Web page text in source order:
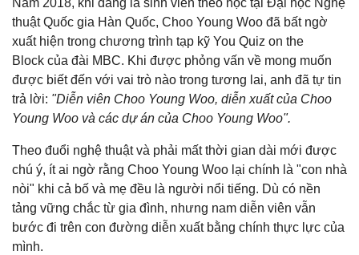
Năm 2018, khi đang là sinh viên theo học tại Đại học Nghệ
thuật Quốc gia Hàn Quốc, Choo Young Woo đã bất ngờ
xuất hiện trong chương trình tạp kỹ You Quiz on the
Block của đài MBC. Khi được phỏng vấn về mong muốn
được biết đến với vai trò nào trong tương lai, anh đã tự tin
trả lời: "Diễn viên Choo Young Woo, diễn xuất của Choo
Young Woo và các dự án của Choo Young Woo".
Theo đuổi nghệ thuật và phải mất thời gian dài mới được
chú ý, ít ai ngờ rằng Choo Young Woo lại chính là "con nhà
nòi" khi cả bố và mẹ đều là người nổi tiếng. Dù có nền
tảng vững chắc từ gia đình, nhưng nam diễn viên vẫn
bước đi trên con đường diễn xuất bằng chính thực lực của
mình.